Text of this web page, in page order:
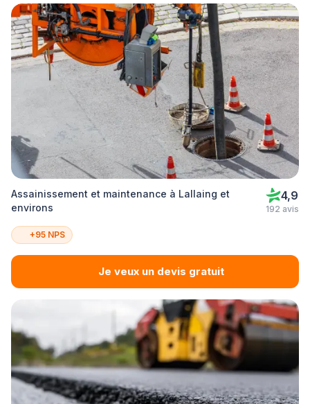
Assainissement et maintenance à Lallaing et
environs
4,9
192 avis
+95 NPS
Je veux un devis gratuit